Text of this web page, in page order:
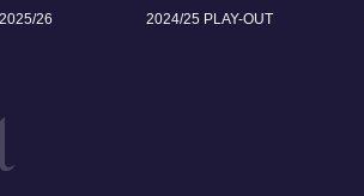
2025/26 2024/25 PLAY-OUT